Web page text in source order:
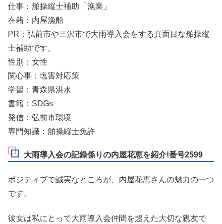
仕事：舶操縦士補助「漁業」
在籍：内屋漁船
PR：弘前市や三沢市で大雨導入会をする真面目な舶操縦
士補助です。
性別：女性
関心事：塩害対応策
学習：青森県洪水
書籍：SDGs
発信：弘前市環境
専門知識：舶操縦士免許
大雨導入会の記録係りの内屋花恵を紹介!番号2599
ポジティブで誠実なところが、内屋花恵さんの魅力の一つ
です。
彼女は私にとって大雨導入会仲間を超えた大切な親友で